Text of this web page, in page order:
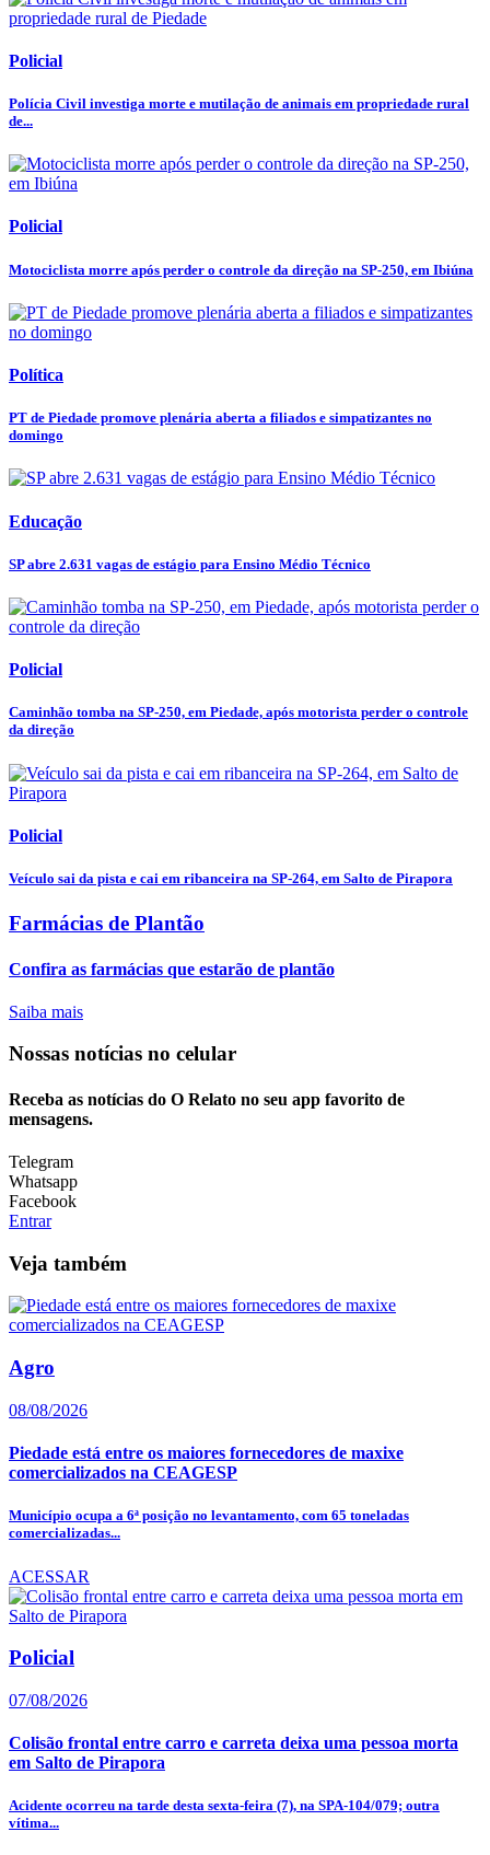
Policial
Polícia Civil investiga morte e mutilação de animais em propriedade rural
de...
Policial
Motociclista morre após perder o controle da direção na SP-250, em Ibiúna
Política
PT de Piedade promove plenária aberta a filiados e simpatizantes no
domingo
Educação
SP abre 2.631 vagas de estágio para Ensino Médio Técnico
Policial
Caminhão tomba na SP-250, em Piedade, após motorista perder o controle
da direção
Policial
Veículo sai da pista e cai em ribanceira na SP-264, em Salto de Pirapora
Farmácias de Plantão
Confira as farmácias que estarão de plantão
Saiba mais
Nossas notícias no celular
Receba as notícias do O Relato no seu app favorito de
mensagens.
Telegram
Whatsapp
Facebook
Entrar
Veja também
Agro
08/08/2026
Piedade está entre os maiores fornecedores de maxixe
comercializados na CEAGESP
Município ocupa a 6ª posição no levantamento, com 65 toneladas
comercializadas...
ACESSAR
Policial
07/08/2026
Colisão frontal entre carro e carreta deixa uma pessoa morta
em Salto de Pirapora
Acidente ocorreu na tarde desta sexta-feira (7), na SPA-104/079; outra
vítima...